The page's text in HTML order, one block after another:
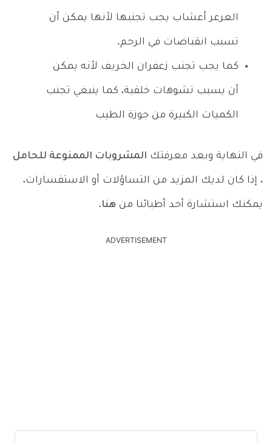
العرعر أعشاب يجب تجنبها لأنها يمكن أن
تسبب انقباضات في الرحم.
كما يجب تجنب زعفران الخريف لأنه يمكن
أن يسبب تشوهات خلقية، كما ينبغي تجنب
الكميات الكبيرة من جوزة الطيب
في النهاية وبعد معرفتك المشروبات الممنوعة للحامل
، إذا كان لديك المزيد من التساؤلات أو الاستفسارات،
يمكنك استشارة أحد أطبائنا من هنا.
ADVERTISEMENT